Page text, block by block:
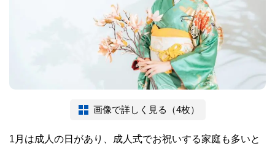
画像で詳しく見る（4枚）
1月は成人の日があり、成人式でお祝いする家庭も多いと